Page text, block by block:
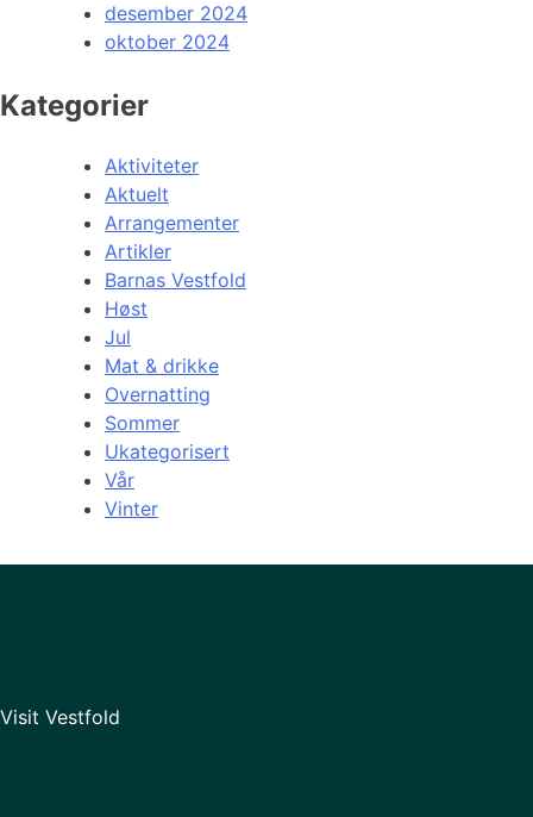
desember 2024
oktober 2024
Kategorier
Aktiviteter
Aktuelt
Arrangementer
Artikler
Barnas Vestfold
Høst
Jul
Mat & drikke
Overnatting
Sommer
Ukategorisert
Vår
Vinter
Visit Vestfold